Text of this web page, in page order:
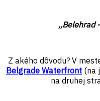
,,Belehrad
Z akého dôvodu? V
Belgrade Waterfront (na
na druhej